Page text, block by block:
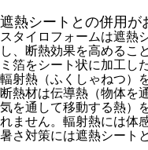
遮熱シートとの併用が
スタイロフォームは遮熱
し、断熱効果を高めるこ
ミ箔をシート状に加工し
輻射熱（ふくしゃねつ）
断熱材は伝導熱（物体を
気を通して移動する熱）
れません。輻射熱には体
暑さ対策には遮熱シート